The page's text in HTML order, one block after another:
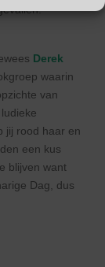
Derek
waarin
van
jij rood haar en
een kus
blijven want
Dag, dus